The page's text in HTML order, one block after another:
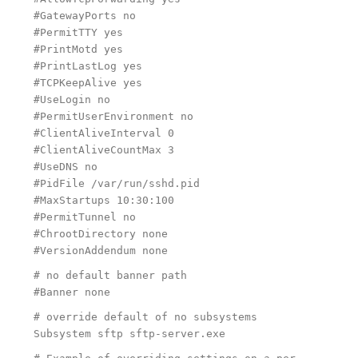
#GatewayPorts no
#PermitTTY yes
#PrintMotd yes
#PrintLastLog yes
#TCPKeepAlive yes
#UseLogin no
#PermitUserEnvironment no
#ClientAliveInterval 0
#ClientAliveCountMax 3
#UseDNS no
#PidFile /var/run/sshd.pid
#MaxStartups 10:30:100
#PermitTunnel no
#ChrootDirectory none
#VersionAddendum none
# no default banner path
#Banner none
# override default of no subsystems
Subsystem sftp sftp-server.exe